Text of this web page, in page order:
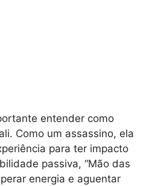
entender como
Como um assassino, ela
para ter impacto
passiva, “Mão das
energia e aguentar